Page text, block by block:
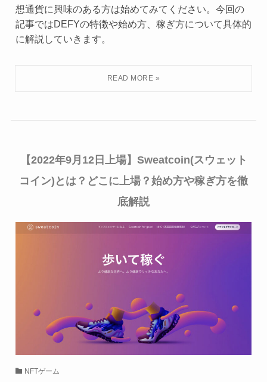
想通貨に興味のある方は始めてみてください。今回の
記事ではDEFYの特徴や始め方、稼ぎ方について具体的
に解説していきます。
【2022年9月12日上場】Sweatcoin(スウェット
コイン)とは？どこに上場？始め方や稼ぎ方を徹
底解説
NFTゲーム